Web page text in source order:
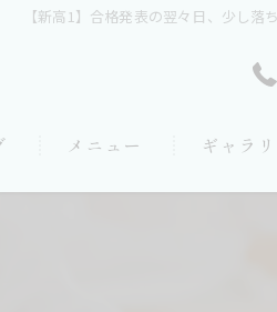
【新高1】合格発表の翌々日、少し
メニュー ギャラ